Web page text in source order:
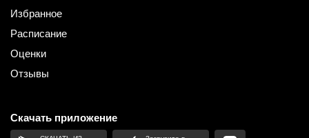
Избранное
Расписание
Оценки
Отзывы
Скачать приложение